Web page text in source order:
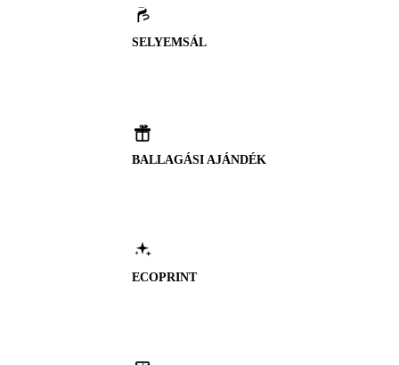
SELYEMSÁL
BALLAGÁSI AJÁNDÉK
ECOPRINT